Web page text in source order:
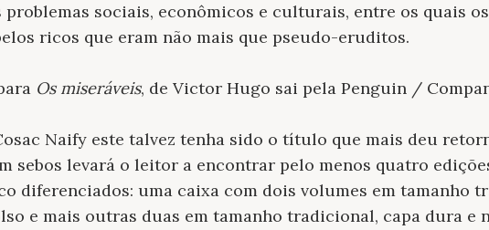
problemas sociais, econômicos e culturais, entre os quais
ricos que eram não mais que pseudo-eruditos.
Os miseráveis, de Victor Hugo sai pela Penguin /
Naify este talvez tenha sido o título que mais deu
sebos levará o leitor a encontrar pelo menos quatro
diferenciados: uma caixa com dois volumes em tamanho
e mais outras duas em tamanho tradicional, capa dura e